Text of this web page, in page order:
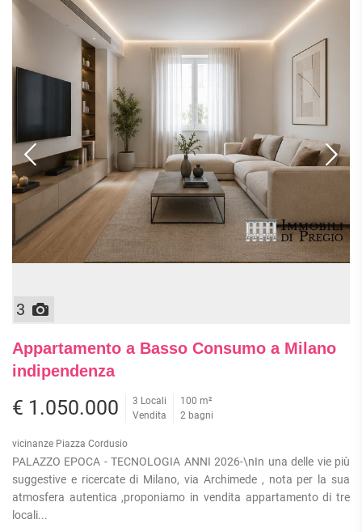
3
Appartamento a Basso Consumo a Milano
indipendenza
€ 1.050.000
3 Locali
Vendita
100 m²
2 bagni
vicinanze Piazza Cordusio
PALAZZO EPOCA - TECNOLOGIA ANNI 2026-\nIn una delle vie più
suggestive e ricercate di Milano, via Archimede , nota per la sua
atmosfera autentica ,proponiamo in vendita appartamento di tre
locali...